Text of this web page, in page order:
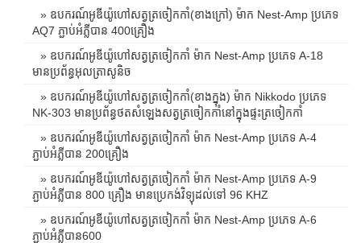
» ឧបករណ៍អូឌីយ៉ូហៅសត្វត្រចៀកកាំ(ខាងក្រៅ) ម៉ាក Nest-Amp ប្រភេទ
AQ7 ភ្ជាប់អំភ្លីបាន 400គ្រឿង
» ឧបករណ៍អូឌីយ៉ូហៅសត្វត្រចៀកកាំ ម៉ាក Nest-Amp ប្រភេទ A-18
មានប្រព័ន្ធអុលត្រាសូនិច
» ឧបករណ៍អូឌីយ៉ូហៅសត្វត្រចៀកកាំ(ខាងក្នុង) ម៉ាក Nikkodo ប្រភេទ
NK-303 មានប្រព័ន្ធថតសំឡេងសត្វត្រចៀកកាំនៅក្នុងផ្ទះត្រចៀកកាំ
» ឧបករណ៍អូឌីយ៉ូហៅសត្វត្រចៀកកាំ ម៉ាក Nest-Amp ប្រភេទ A-4
ភ្ជាប់អំភ្លីបាន 200គ្រឿង
» ឧបករណ៍អូឌីយ៉ូហៅសត្វត្រចៀកកាំ ម៉ាក Nest-Amp ប្រភេទ A-9
ភ្ជាប់អំភ្លីបាន 800 គ្រឿង មានប្រេកង់វិទ្យុដល់ទៅ 96 KHZ
» ឧបករណ៍អូឌីយ៉ូហៅសត្វត្រចៀកកាំ ម៉ាក Nest-Amp ប្រភេទ A-6
ភ្ជាប់អំភ្លីបាន600